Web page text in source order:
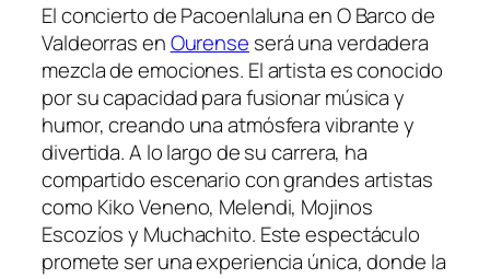
El concierto de Pacoenlaluna en O Barco de
Valdeorras enOurense será una verdadera
mezcla de emociones. El artista es conocido
por su capacidad para fusionar música y
humor, creando una atmósfera vibrante y
divertida. A lo largo de su carrera, ha
compartido escenario con grandes artistas
como Kiko Veneno, Melendi, Mojinos
Escozíos y Muchachito. Este espectáculo
promete ser una experiencia única, donde la